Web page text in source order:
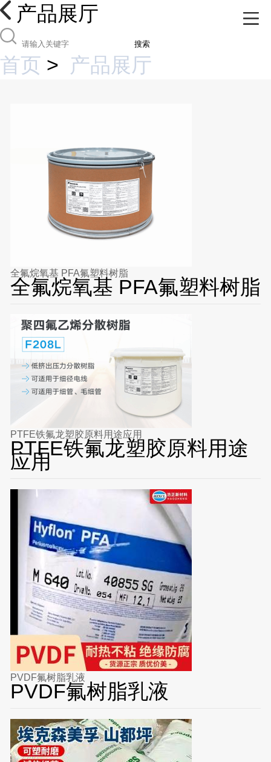
产品展厅
搜索
首页 > 产品展厅
全氟烷氧基 PFA氟塑料树脂
全氟烷氧基 PFA氟塑料树脂
PTFE铁氟龙塑胶原料用途应用
PTFE铁氟龙塑胶原料用途
应用
PVDF氟树脂乳液
PVDF氟树脂乳液